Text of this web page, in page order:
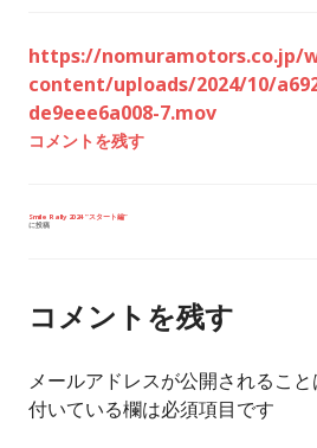
https://nomuramotors.co.jp/
content/uploads/2024/10/
de9eee6a008-7.mov
コメントを残す
投
シ
ョ
Smile Rally 2024 “スタート編”
に投稿
コメントを残す
メールアドレスが公開されること
付いている欄は必須項目です